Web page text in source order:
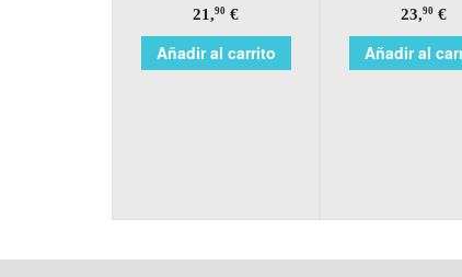
21,90 €
Añadir al carrito
23,90 €
Añadir al